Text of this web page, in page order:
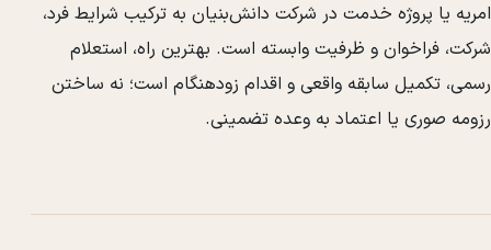
امریه یا پروژه خدمت در شرکت دانش‌بنیان به ترکیب شرایط فرد،
شرکت، فراخوان و ظرفیت وابسته است. بهترین راه، استعلام
رسمی، تکمیل سابقه واقعی و اقدام زودهنگام است؛ نه ساختن
رزومه صوری یا اعتماد به وعده تضمینی.